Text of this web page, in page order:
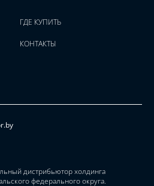
ГДЕ КУПИТЬ
КОНТАКТЫ
дистрибьютор холдинга
федерального округа.